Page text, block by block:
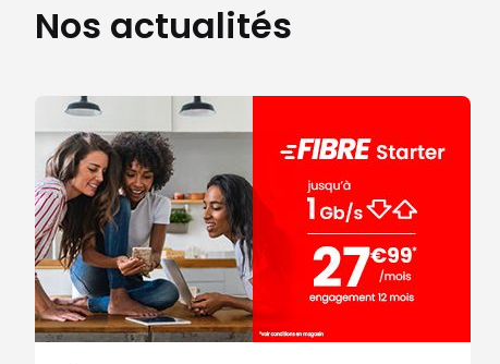
Nos actualités